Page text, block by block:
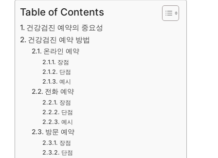
Table of Contents
건강검진 예약의 중요성
건강검진 예약 방법
온라인 예약
장점
단점
예시
전화 예약
장점
단점
예시
방문 예약
장점
단점